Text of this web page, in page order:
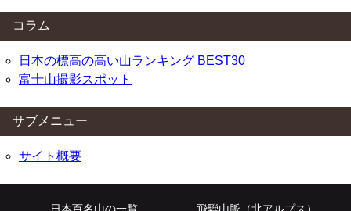
コラム
日本の標高の高い山ランキング BEST30
富士山撮影スポット
サブメニュー
サイト概要